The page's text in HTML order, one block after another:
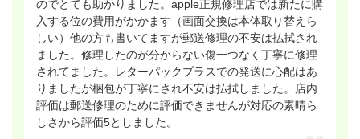
のでとても助かりました。apple正規修理店では新たに購
入する位の費用がかかます（画面交換は本体取り替えら
しい）他の方も書いてますが郵送修理の不安は払拭され
ました。修理したのが分からない傷一つなく丁寧に修理
されてました。レターパックプラスでの発送に心配はあ
りましたが梱包が丁寧にされ不安は払拭しました。店内
評価は郵送修理のために評価できませんが対応の素晴ら
しさから評価5としました。